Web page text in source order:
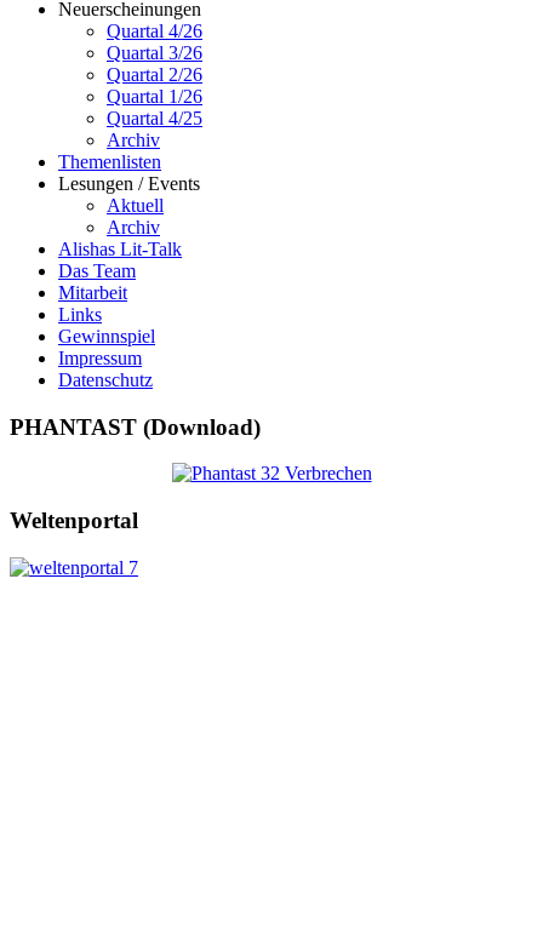
Neuerscheinungen
Quartal 4/26
Quartal 3/26
Quartal 2/26
Quartal 1/26
Quartal 4/25
Archiv
Themenlisten
Lesungen / Events
Aktuell
Archiv
Alishas Lit-Talk
Das Team
Mitarbeit
Links
Gewinnspiel
Impressum
Datenschutz
PHANTAST (Download)
Weltenportal